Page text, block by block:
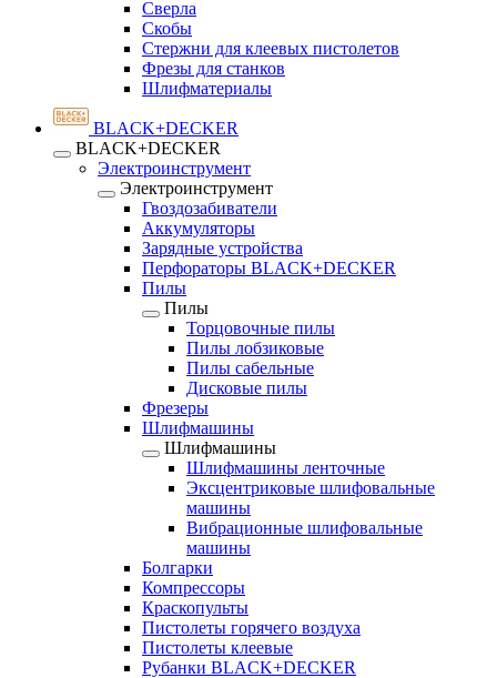
Сверла
Скобы
Стержни для клеевых пистолетов
Фрезы для станков
Шлифматериалы
BLACK+DECKER
BLACK+DECKER
Электроинструмент
Электроинструмент
Гвоздозабиватели
Аккумуляторы
Зарядные устройства
Перфораторы BLACK+DECKER
Пилы
Пилы
Торцовочные пилы
Пилы лобзиковые
Пилы сабельные
Дисковые пилы
Фрезеры
Шлифмашины
Шлифмашины
Шлифмашины ленточные
Эксцентриковые шлифовальные
машины
Вибрационные шлифовальные
машины
Болгарки
Компрессоры
Краскопульты
Пистолеты горячего воздуха
Пистолеты клеевые
Рубанки BLACK+DECKER